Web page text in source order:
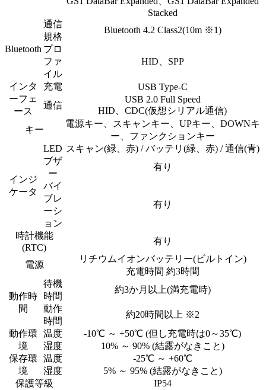
Stacked
Bluetooth
通信
規格
Bluetooth 4.2 Class2(10m ※1)
プロ
ファ
イル
HID、SPP
インタ
ーフェ
ース
充電
USB Type-C
通信
USB 2.0 Full Speed
HID、CDC(仮想シリアル通信)
キー
電源キー、スキャンキー、UPキー、DOWNキ
ー、ファンクションキー
インジ
ケータ
LED スキャン(緑、赤) / バッテリ(緑、赤) / 通信(青)
ブザ
ー
有り
バイ
ブレ
ーシ
ョン
有り
時計機能
(RTC)
有り
電源
リチウムイオンバッテリー(ビルトイン)
充電時間 約3時間
動作時
間
待機
時間
約3か月以上(満充電時)
動作
時間
約20時間以上 ※2
動作環
境
温度
-10℃ ～ +50℃ (但し充電時は0～35℃)
湿度
10% ～ 90% (結露がなきこと)
保存環
境
温度
-25℃ ～ +60℃
湿度
5% ～ 95% (結露がなきこと)
保護等級
IP54